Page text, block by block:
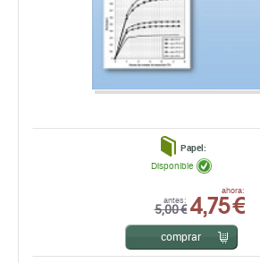
Papel:
antes:
5,00 €
ahora:
4,75 €
Disponible
comprar